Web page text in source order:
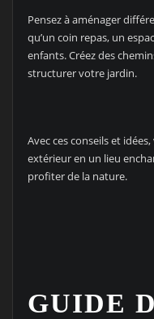
Pensez à aménager
qu’un coin repas, un
enfants. Créez des
structurer votre jardin.
Avec ces conseils et
extérieur en un lieu
profiter de la nature.
GUIDE